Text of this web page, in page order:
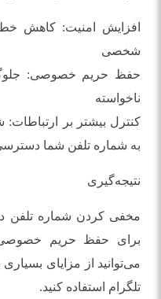
افزایش امنیت: کاهش
شخصی
حفظ حریم خصوصی:
ناخواسته
کنترل بیشتر بر
به شماره تلفن شما
نتیجه‌گیری
مخفی کردن شماره تلفن
برای حفظ حریم خصوصی
می‌توانید از مزایای
تلگرام استفاده کنید.